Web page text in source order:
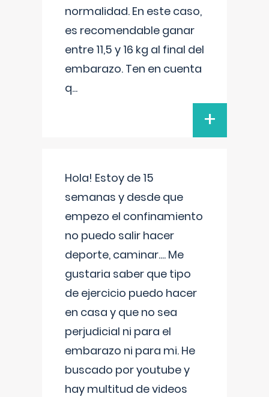
normalidad. En este caso,
es recomendable ganar
entre 11,5 y 16 kg al final del
embarazo. Ten en cuenta
q...
+
Hola! Estoy de 15
semanas y desde que
empezo el confinamiento
no puedo salir hacer
deporte, caminar.... Me
gustaria saber que tipo
de ejercicio puedo hacer
en casa y que no sea
perjudicial ni para el
embarazo ni para mi. He
buscado por youtube y
hay multitud de videos